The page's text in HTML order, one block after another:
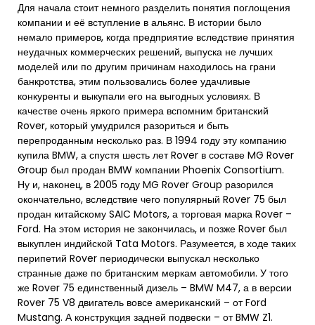
Для начала стоит немного разделить понятия поглощения
компании и её вступление в альянс. В истории было
немало примеров, когда предприятие вследствие принятия
неудачных коммерческих решений, выпуска не лучших
моделей или по другим причинам находилось на грани
банкротства, этим пользовались более удачливые
конкуренты и выкупали его на выгодных условиях. В
качестве очень яркого примера вспомним британский
Rover, который умудрился разориться и быть
перепроданным несколько раз. В 1994 году эту компанию
купила BMW, а спустя шесть лет Rover в составе MG Rover
Group был продан BMW компании Phoenix Consortium.
Ну и, наконец, в 2005 году MG Rover Group разорился
окончательно, вследствие чего популярный Rover 75 был
продан китайскому SAIC Motors, а торговая марка Rover –
Ford. На этом история не закончилась, и позже Rover был
выкуплен индийской Tata Motors. Разумеется, в ходе таких
перипетий Rover периодически выпускал несколько
странные даже по британским меркам автомобили. У того
же Rover 75 единственный дизель – BMW M47, а в версии
Rover 75 V8 двигатель вовсе американский – от Ford
Mustang. А конструкция задней подвески – от BMW Z1.